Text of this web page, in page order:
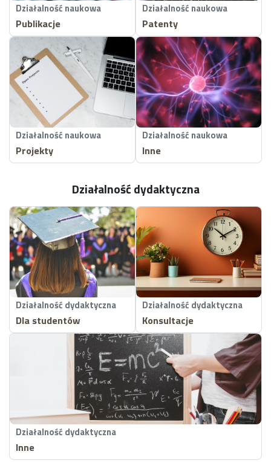
Działalność naukowa
Publikacje
Działalność naukowa
Patenty
Działalność naukowa
Projekty
Działalność naukowa
Inne
Działalność dydaktyczna
Działalność dydaktyczna
Dla studentów
Działalność dydaktyczna
Konsultacje
Działalność dydaktyczna
Inne